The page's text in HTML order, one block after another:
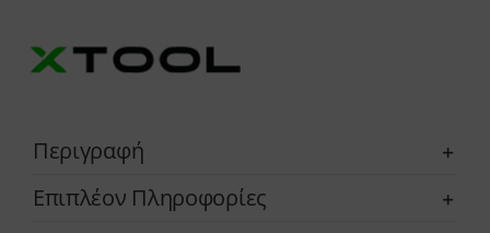
Περιγραφή
Επιπλέον Πληροφορίες